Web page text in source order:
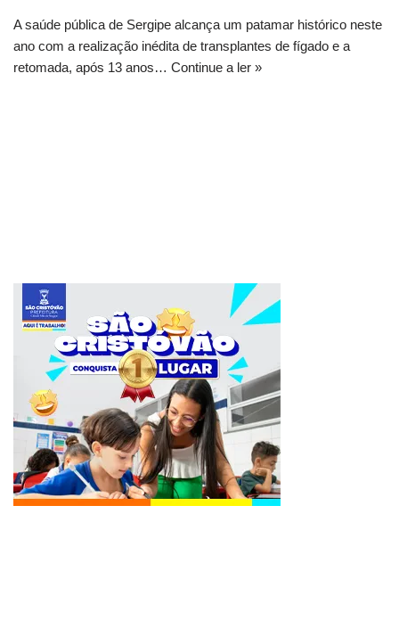
A saúde pública de Sergipe alcança um patamar histórico neste
ano com a realização inédita de transplantes de fígado e a
retomada, após 13 anos… Continue a ler »